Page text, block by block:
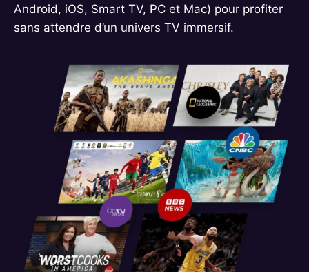
Android, iOS, Smart TV, PC et Mac) pour profiter
sans attendre d’un univers TV immersif.